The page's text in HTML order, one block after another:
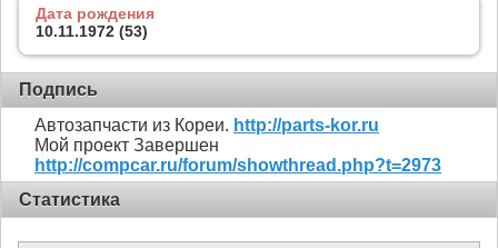
Дата рождения
10.11.1972 (53)
Подпись
Автозапчасти из Кореи. http://parts-kor.ru
Мой проект Завершен
http://compcar.ru/forum/showthread.php?t=2973
Статистика